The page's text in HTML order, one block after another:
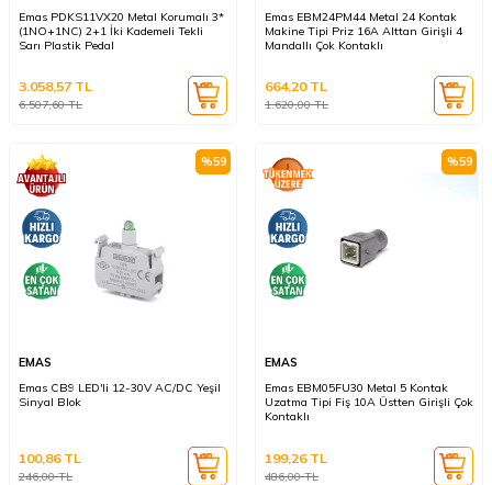
Emas PDKS11VX20 Metal Korumalı 3*
(1NO+1NC) 2+1 İki Kademeli Tekli
Sarı Plastik Pedal
6.507,60TL
3.058,57 TL
Emas EBM24PM44 Metal 24 Kontak
Makine Tipi Priz 16A Alttan Girişli 4
Mandallı Çok Kontaklı
1.620,00TL
664,20TL
%59
EMAS
Emas CB9 LED'li 12-30V AC/DC Yeşil
Sinyal Blok
246,00TL
100,86TL
%59
EMAS
Emas EBM05FU30 Metal 5 Kontak
Uzatma Tipi Fiş 10A Üstten Girişli Çok
Kontaklı
486,00TL
199,26TL